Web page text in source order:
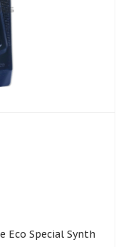
Eco Special Synth